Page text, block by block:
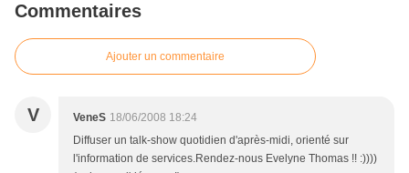
Commentaires
Ajouter un commentaire
V VeneS 18/06/2008 18:24
Diffuser un talk-show quotidien d'après-midi, orienté sur
l'information de services.Rendez-nous Evelyne Thomas !! :))))